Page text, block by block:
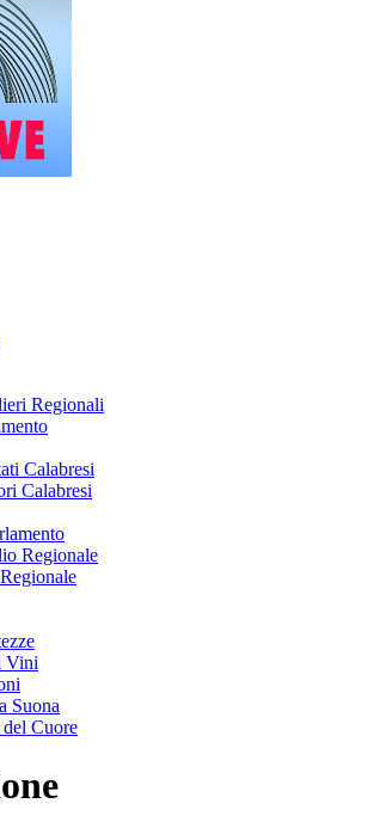
Regionali
Calabresi
Calabresi
Regionale
Vini
Suona
Cuore